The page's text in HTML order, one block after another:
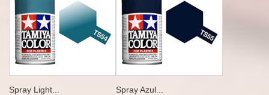
Spray Light... Spray Azul...